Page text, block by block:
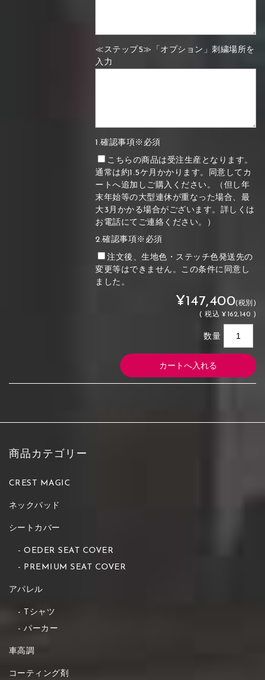
≪ステップ5≫「オプション」刺繍場所を
入力
1.確認事項※必須
こちらの商品は受注生産となります。
通常は約1.5ケ月かかります。同意してカ
ートへ追加しご購入ください。（但し年
末年始等の大型連休が重なった場合、最
大3月かかる場合がございます。詳しくは
お電話にてご連絡ください。）
2.確認事項※必須
注文後、生地色・ステッチ色発送先の
変更等はできません。この条件に同意し
ました。
¥147,400(税別)
(税込 ¥162,140 )
数量
商品カテゴリー
CREST MAGIC
ネックパッド
シートカバー
OEDER SEAT COVER
PREMIUM SEAT COVER
アパレル
Tシャツ
パーカー
車高調
コーティング剤